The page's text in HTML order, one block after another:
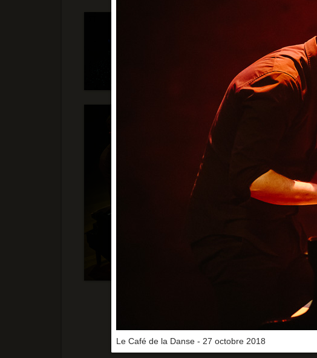
Le Café de la Danse - 27 octobre 2018